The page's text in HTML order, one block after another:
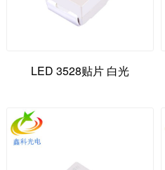
LED 3528贴片 白光